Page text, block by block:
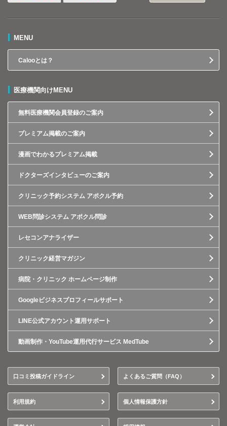
MENU
Calooとは？
医療機関向けMENU
無料医療機関会員登録のご案内
プレミアム掲載のご案内
漫画でわかるプレミアム掲載
ドクターズインタビューのご案内
クリニック予約システム アポクル予約
WEB問診システム アポクル問診
レセコンアナライザー
クリニック経営マガジン
病院・クリニック ホームページ制作
Googleビジネスプロフィールサポート
LINE公式アカウント運用サポート
動画制作・YouTube運用代行サービス MedTube
口コミ投稿ガイドライン よくあるご質問（FAQ）
利用規約 個人情報保護方針